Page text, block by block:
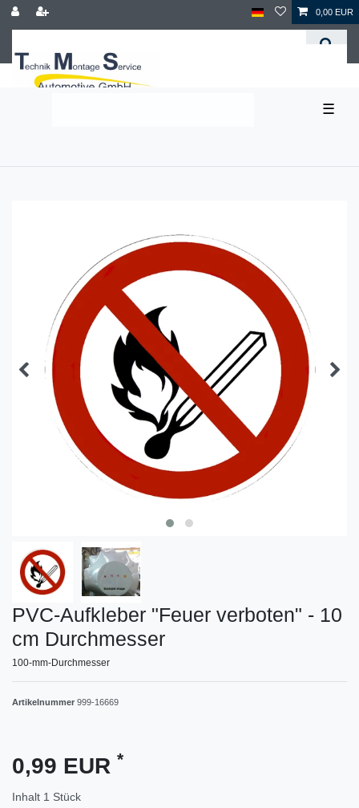
0,00 EUR
☰
PVC-Aufkleber "Feuer verboten" - 10
cm Durchmesser
100-mm-Durchmesser
Artikelnummer 999-16669
0,99 EUR *
Inhalt 1 Stück